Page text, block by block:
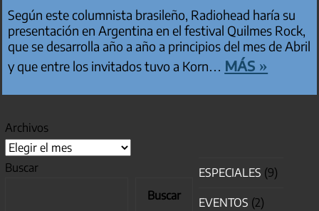
Según este columnista brasileño, Radiohead haría su
presentación en Argentina en el festival Quilmes Rock,
que se desarrolla año a año a principios del mes de Abril
y que entre los invitados tuvo a Korn… más »
Archivos
Buscar
Buscar
ESPECIALES (9)
EVENTOS (2)